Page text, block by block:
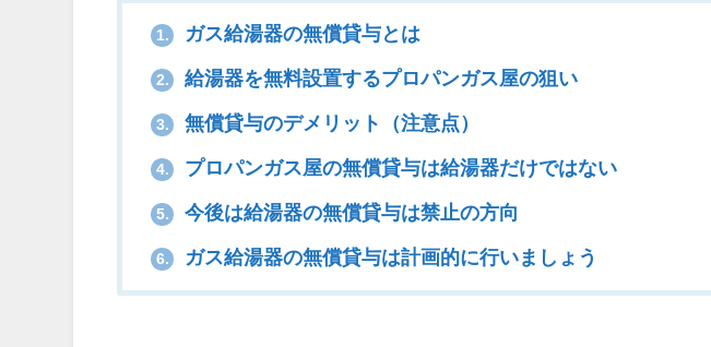
1. ガス給湯器の無償貸与とは
2. 給湯器を無料設置するプロパンガス屋の狙い
3. 無償貸与のデメリット（注意点）
4. プロパンガス屋の無償貸与は給湯器だけではない
5. 今後は給湯器の無償貸与は禁止の方向
6. ガス給湯器の無償貸与は計画的に行いましょう